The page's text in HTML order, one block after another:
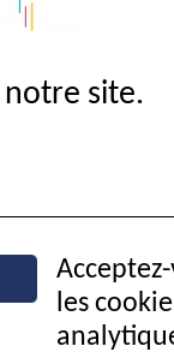
bleue
notre site.
les